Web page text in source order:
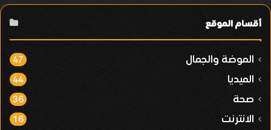
أقسام الموقع
الموضة والجمال 47
الميديا 44
صحة 36
الانترنت 16